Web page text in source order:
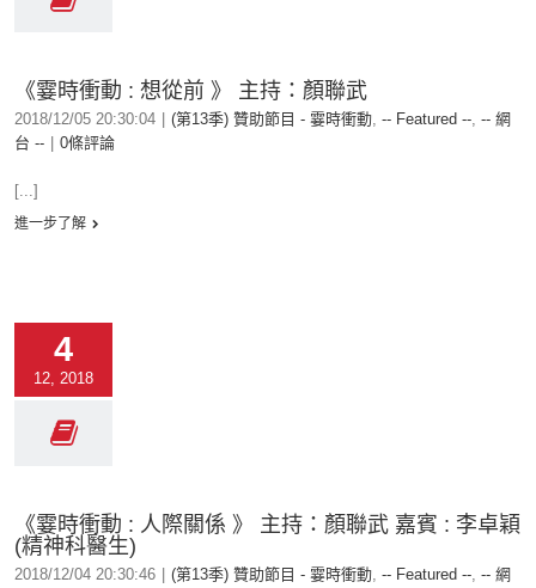
《霎時衝動 : 想從前 》 主持：顏聯武
2018/12/05 20:30:04 (第13季) 贊助節目 - 霎時衝動, -- Featured --, -- 網
台 --
0條評論
[...]
進一步了解
4
12, 2018
《霎時衝動 : 人際關係 》 主持：顏聯武 嘉賓 : 李卓穎
(精神科醫生)
2018/12/04 20:30:46 (第13季) 贊助節目 - 霎時衝動, -- Featured --, -- 網